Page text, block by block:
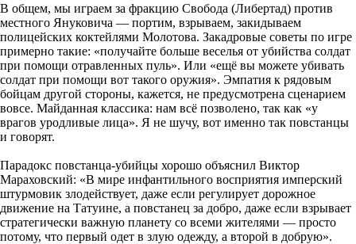
В общем, мы играем за фракцию Свобода (Либертад) против
местного Януковича — портим, взрываем, закидываем
полицейских коктейлями Молотова. Закадровые советы по игре
примерно такие: «получайте больше веселья от убийства солдат
при помощи отравленных пуль». Или «ещё вы можете убивать
солдат при помощи вот такого оружия». Эмпатия к рядовым
бойцам другой стороны, кажется, не предусмотрена сценарием
вовсе. Майданная классика: нам всё позволено, так как «у
врагов уродливые лица». Я не шучу, вот именно так повстанцы
и говорят.
Парадокс повстанца-убийцы хорошо объяснил Виктор
Мараховский: «В мире инфантильного восприятия имперский
штурмовик злодействует, даже если регулирует дорожное
движение на Татуине, а повстанец за добро, даже если взрывает
стратегически важную планету со всеми жителями — просто
потому, что первый одет в злую одежду, а второй в добрую».